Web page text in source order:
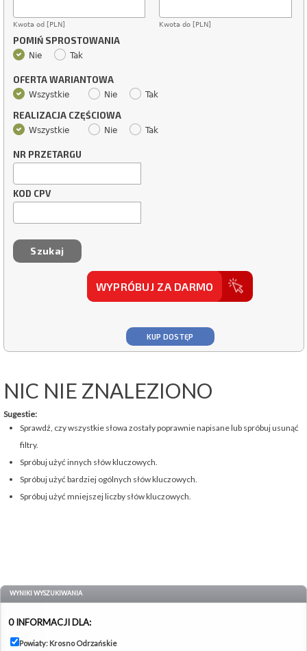
Kwota od [PLN] Kwota do [PLN]
POMIŃ SPROSTOWANIA
Nie Tak
OFERTA WARIANTOWA
Wszystkie Nie Tak
REALIZACJA CZĘŚCIOWA
Wszystkie Nie Tak
NR PRZETARGU
KOD CPV
WYPRÓBUJ ZA DARMO
KUP DOSTĘP
NIC NIE ZNALEZIONO
Sugestie:
Sprawdź, czy wszystkie słowa zostały poprawnie napisane lub spróbuj usunąć
filtry.
Spróbuj użyć innych słów kluczowych.
Spróbuj użyć bardziej ogólnych słów kluczowych.
Spróbuj użyć mniejszej liczby słów kluczowych.
WYNIKI WYSZUKIWANIA
0 INFORMACJI DLA:
Powiaty: Krosno Odrzańskie